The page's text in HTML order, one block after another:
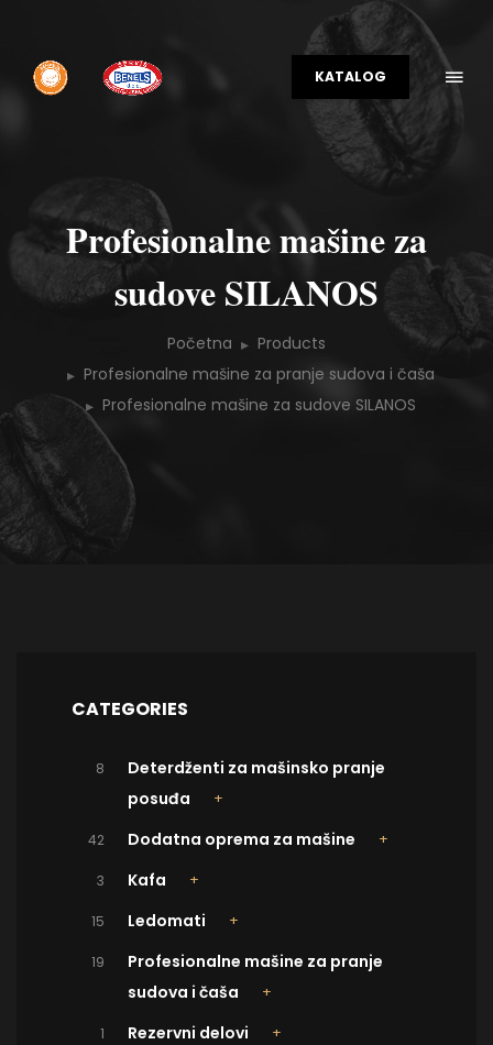
KATALOG
Profesionalne mašine za
sudove SILANOS
Početna
Products
Profesionalne mašine za pranje sudova i čaša
Profesionalne mašine za sudove SILANOS
CATEGORIES
8
Deterdženti za mašinsko pranje
posuđa
42 Dodatna oprema za mašine
3 Kafa
15 Ledomati
19
Profesionalne mašine za pranje
sudova i čaša
1
Rezervni delovi